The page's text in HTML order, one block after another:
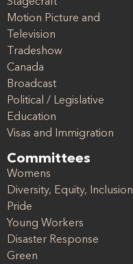
Motion Picture and
Television
Tradeshow
Canada
Broadcast
Political / Legislative
Education
Visas and Immigration
Committees
Womens
Diversity, Equity, Inclusion
Pride
Young Workers
Disaster Response
Green